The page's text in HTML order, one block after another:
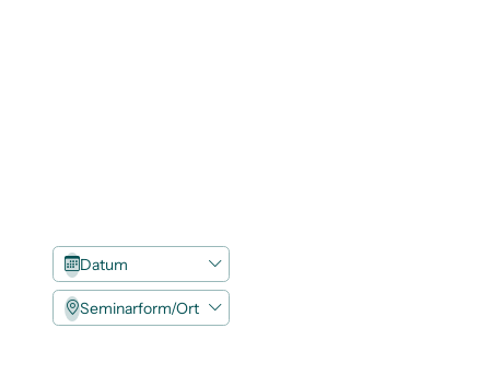
Datum
Seminarform/Ort